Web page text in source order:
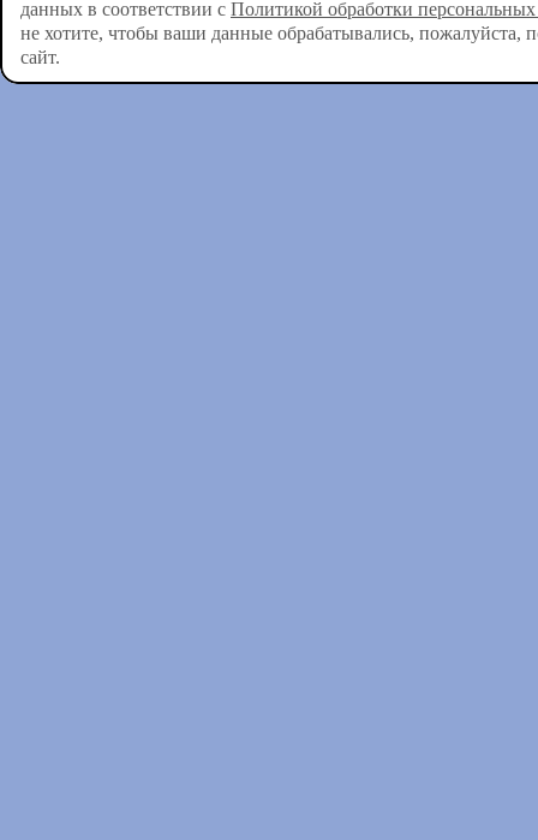
данных в соответствии с Политикой обработки
не хотите, чтобы ваши данные обрабатывались, пожалуйста,
сайт.